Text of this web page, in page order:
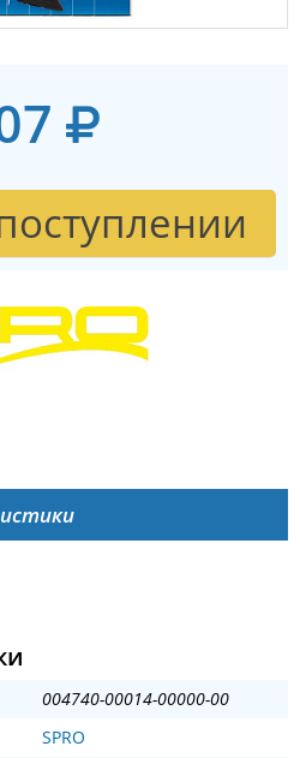
004740-00014-00000-00
SPRO